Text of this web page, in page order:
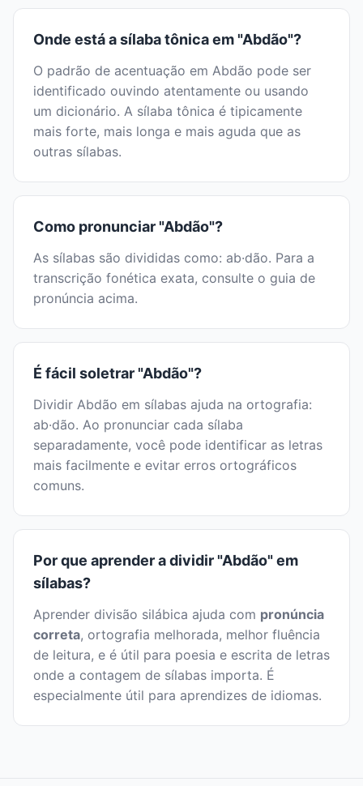
Onde está a sílaba tônica em "Abdão"?
O padrão de acentuação em Abdão pode ser
identificado ouvindo atentamente ou usando
um dicionário. A sílaba tônica é tipicamente
mais forte, mais longa e mais aguda que as
outras sílabas.
Como pronunciar "Abdão"?
As sílabas são divididas como: ab·dão. Para a
transcrição fonética exata, consulte o guia de
pronúncia acima.
É fácil soletrar "Abdão"?
Dividir Abdão em sílabas ajuda na ortografia:
ab·dão. Ao pronunciar cada sílaba
separadamente, você pode identificar as letras
mais facilmente e evitar erros ortográficos
comuns.
Por que aprender a dividir "Abdão" em
sílabas?
Aprender divisão silábica ajuda com pronúncia
correta, ortografia melhorada, melhor fluência
de leitura, e é útil para poesia e escrita de letras
onde a contagem de sílabas importa. É
especialmente útil para aprendizes de idiomas.